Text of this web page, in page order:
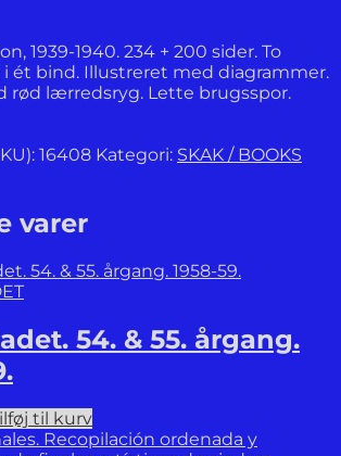
1939-1940. 234 + 200 sider. To
ét bind. Illustreret med diagrammer.
rød lærredsryg. Lette brugsspor.
16408 Kategori: SKAK / BOOKS
varer
54. & 55. årgang.
til kurv